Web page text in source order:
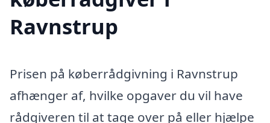
Ravnstrup
Prisen på køberrådgivning i Ravnstrup
afhænger af, hvilke opgaver du vil have
rådgiveren til at tage over på eller hjælpe